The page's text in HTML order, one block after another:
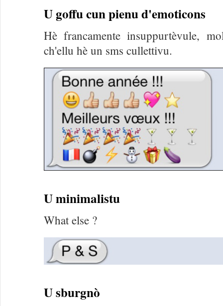
U goffu cun pienu d'emoticons
Hè francamente insuppurtèvule,
ch'ellu hè un sms cullettivu.
U minimalistu
What else ?
U sburgnò